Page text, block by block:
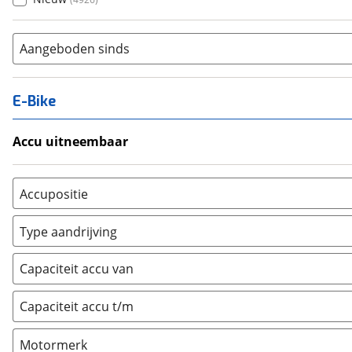
Aangeboden sinds
E-Bike
Accu uitneembaar
Nee, vast (16)
Accupositie
Bagagedrager (296)
Frame (1625)
Vloer (0
Achterbank (0)
Kofferbak (0)
Overig (0)
Type aandrijving
Achterwiel (88)
Trapas
Voorwiel
Capaciteit accu van
Capaciteit accu t/m
Motormerk